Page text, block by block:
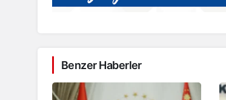
Benzer Haberler